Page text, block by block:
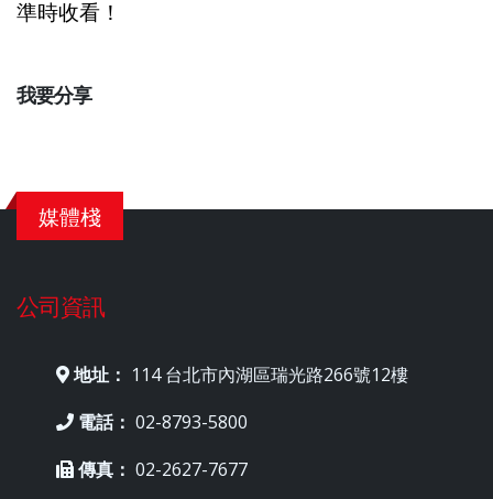
準時收看 ！
我要分享
媒體棧
公司資訊
地址： 114 台北市內湖區瑞光路266號12樓
電話： 02-8793-5800
傳真： 02-2627-7677